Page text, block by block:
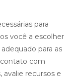
para
você a escolher
para as
com
recursos e